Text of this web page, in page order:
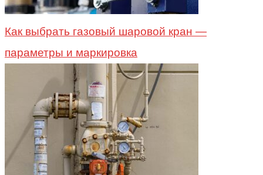
Как выбрать газовый шаровой кран —
параметры и маркировка